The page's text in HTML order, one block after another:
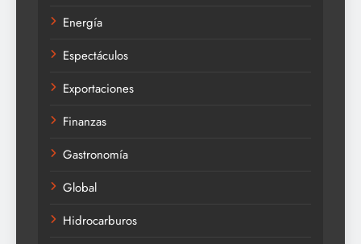
Energía
Espectáculos
Exportaciones
Finanzas
Gastronomía
Global
Hidrocarburos